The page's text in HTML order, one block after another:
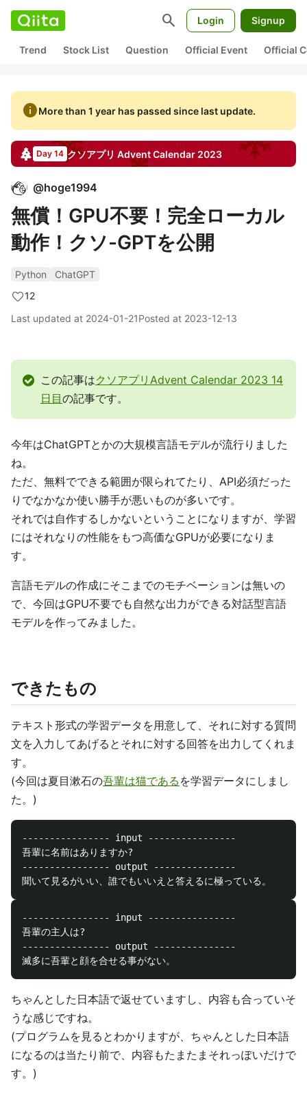
search Login Signup
Trend Stock List Question Official Event Official
infoMore than 1 year has passed since last update.
Day 14 クソアプリ Advent Calendar 2023
@hoge1994
無償！GPU不要！完全ローカル
動作！クソ-GPTを公開
Python
ChatGPT
12
Last updated at 2024-01-21Posted at 2023-12-13
この記事はクソアプリAdvent Calendar 2023 14
日目の記事です。
今年はChatGPTとかの大規模言語モデルが流行りました
ね。
ただ、無料でできる範囲が限られてたり、API必須だった
りでなかなか使い勝手が悪いものが多いです。
それでは自作するしかないということになりますが、学習
にはそれなりの性能をもつ高価なGPUが必要になりま
す。
言語モデルの作成にそこまでのモチベーションは無いの
で、今回はGPU不要でも自然な出力ができる対話型言語
モデルを作ってみました。
できたもの
テキスト形式の学習データを用意して、それに対する質問
文を入力してあげるとそれに対する回答を出力してくれま
す。
(今回は夏目漱石の吾輩は猫である を学習データにしまし
た。)
---------------- input ----------------
吾輩に名前はありますか?
---------------- output ---------------
---------------- input ----------------
吾輩の主人は?
---------------- output ---------------
ちゃんとした日本語で返せていますし、内容も合っていそ
うな感じですね。
(プログラムを見るとわかりますが、ちゃんとした日本語
になるのは当たり前で、内容もたまたまそれっぽいだけで
す。)